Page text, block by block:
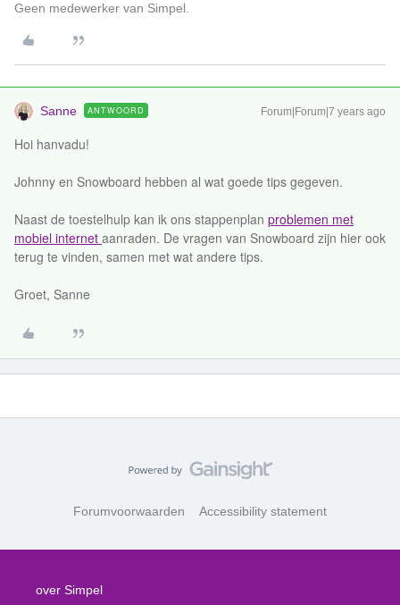
Geen medewerker van Simpel.
Sanne ANTWOORD Forum|Forum|7 years ago
Hoi hanvadu!
Johnny en Snowboard hebben al wat goede tips gegeven.
Naast de toestelhulp kan ik ons stappenplan problemen met
mobiel internet aanraden. De vragen van Snowboard zijn hier ook
terug te vinden, samen met wat andere tips.
Groet, Sanne
Forumvoorwaarden Accessibility statement
over Simpel